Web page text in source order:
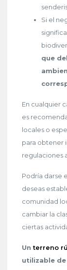
Si el
que
En cualquier
es
locales o
para obtener
regulaciones
Podría darse
deseas
comunidad
cambiar la
ciertas
Unterreno
utilizable